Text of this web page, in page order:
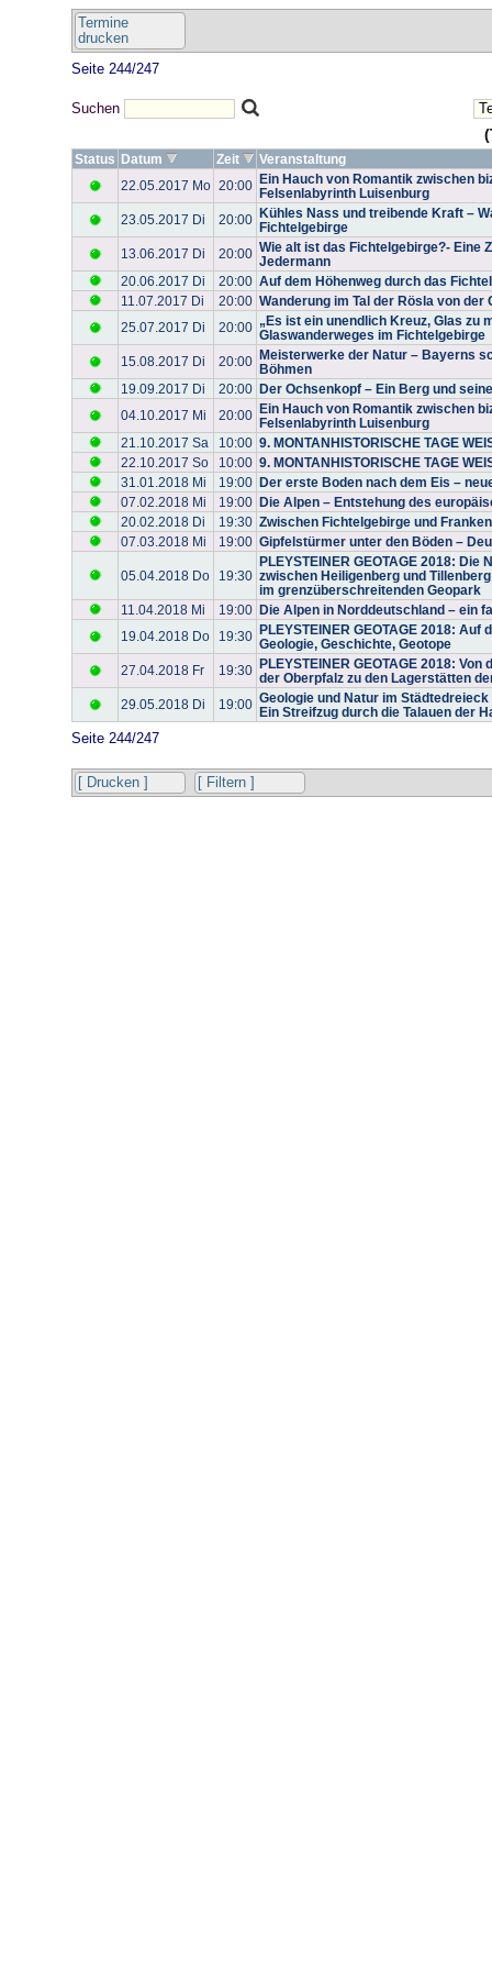
Termine
drucken
Seite 244/247
Suchen
Status Datum Zeit
Veranstaltung
22.05.2017 Mo 20:00 Ein Hauch von Romantik zwischen
Felsenlabyrinth Luisenburg
23.05.2017 Di
20:00 Kühles Nass und treibende Kraft –
Fichtelgebirge
13.06.2017 Di
20:00 Wie alt ist das Fichtelgebirge?- Eine
Jedermann
20.06.2017 Di
20:00 Auf dem Höhenweg durch das
11.07.2017 Di
20:00 Wanderung im Tal der Rösla von der
25.07.2017 Di
20:00 „Es ist ein unendlich Kreuz, Glas zu
Glaswanderweges im Fichtelgebirge
15.08.2017 Di
20:00 Meisterwerke der Natur – Bayerns
Böhmen
19.09.2017 Di
20:00 Der Ochsenkopf – Ein Berg und
04.10.2017 Mi
20:00 Ein Hauch von Romantik zwischen
Felsenlabyrinth Luisenburg
21.10.2017 Sa
10:00 9. MONTANHISTORISCHE TAGE
22.10.2017 So
10:00 9. MONTANHISTORISCHE TAGE
31.01.2018 Mi
19:00 Der erste Boden nach dem Eis –
07.02.2018 Mi
19:00 Die Alpen – Entstehung des
20.02.2018 Di
19:30 Zwischen Fichtelgebirge und
07.03.2018 Mi
19:00 Gipfelstürmer unter den Böden –
05.04.2018 Do 19:30
PLEYSTEINER GEOTAGE 2018:
zwischen Heiligenberg und
im grenzüberschreitenden Geopark
11.04.2018 Mi
19:00 Die Alpen in Norddeutschland – ein
19.04.2018 Do
19:30 PLEYSTEINER GEOTAGE 2018:
Geologie, Geschichte, Geotope
27.04.2018 Fr
19:30 PLEYSTEINER GEOTAGE 2018:
der Oberpfalz zu den Lagerstätten
29.05.2018 Di
19:00 Geologie und Natur im
Ein Streifzug durch die Talauen der
Seite 244/247
[ Drucken ] [ Filtern ]